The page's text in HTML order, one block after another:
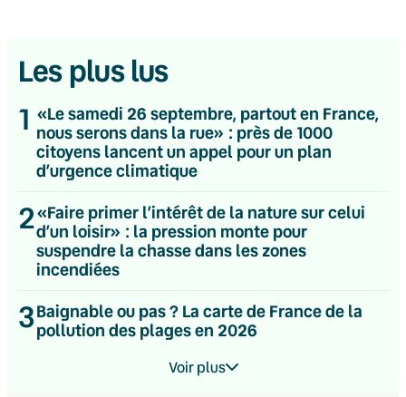
Les plus lus
1 «Le samedi 26 septembre, partout en France,
nous serons dans la rue» : près de 1000
citoyens lancent un appel pour un plan
d’urgence climatique
2«Faire primer l’intérêt de la nature sur celui
d’un loisir» : la pression monte pour
suspendre la chasse dans les zones
incendiées
3Baignable ou pas ? La carte de France de la
pollution des plages en 2026
Voir plus